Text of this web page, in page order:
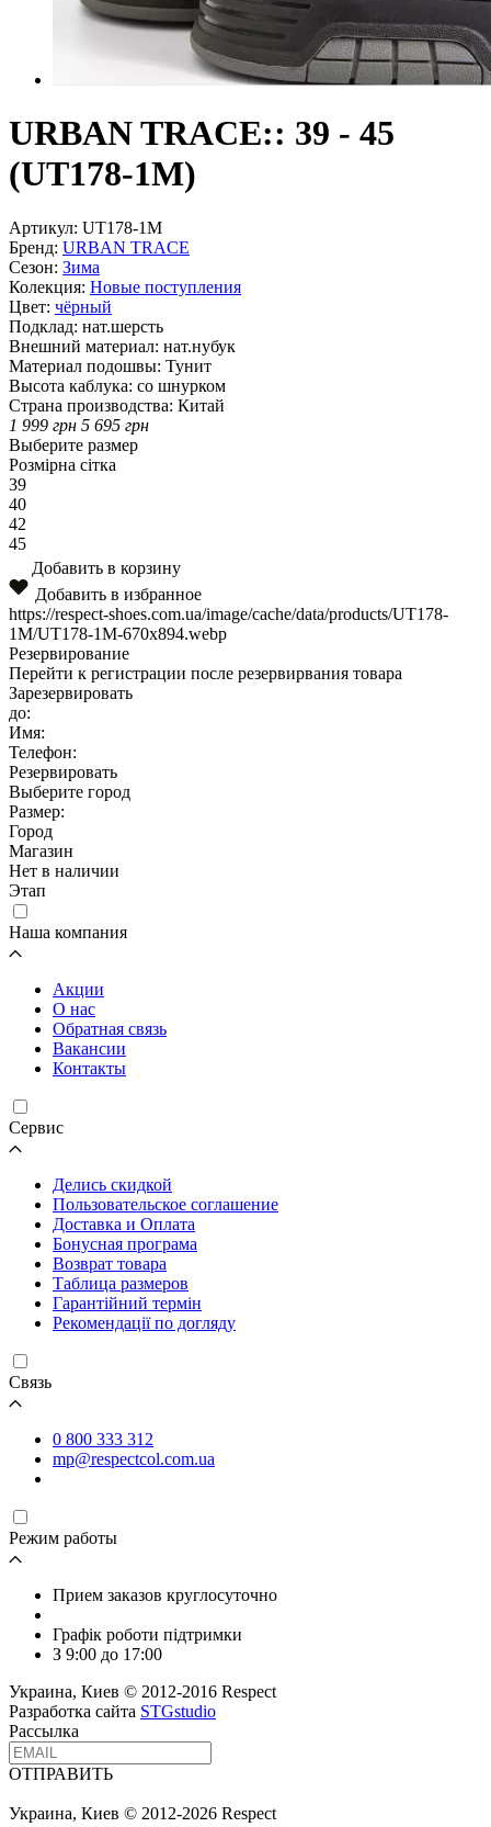
URBAN TRACE:: 39 - 45
(UT178-1M)
Артикул: UT178-1M
Бренд: URBAN TRACE
Сезон: Зима
Колекция: Новые поступления
Цвет: чёрный
Подклад: нат.шерсть
Внешний материал: нат.нубук
Материал подошвы: Тунит
Высота каблука: сo шнурком
Страна производства: Китай
1 999 грн 5 695 грн
Выберите размер
Розмірна сітка
39
40
42
45
Добавить в корзину
Добавить в избранное
https://respect-shoes.com.ua/image/cache/data/products/UT178-
1M/UT178-1M-670x894.webp
Резервирование
Перейти к регистрации после резервирвания товара
Зарезервировать
до:
Имя:
Телефон:
Резервировать
Выберите город
Размер:
Город
Магазин
Нет в наличии
Этап
Наша компания
Акции
О нас
Обратная связь
Вакансии
Контакты
Cервис
Делись скидкой
Пользовательское соглашение
Доставка и Оплата
Бонусная програма
Возврат товара
Таблица размеров
Гарантійний термін
Рекомендації по догляду
Связь
0 800 333 312
mp@respectcol.com.ua
Режим работы
Прием заказов круглосуточно
Графік роботи підтримки
З 9:00 до 17:00
Украина, Киев © 2012-2016 Respect
Разработка сайта STGstudio
Рассылка
ОТПРАВИТЬ
Украина, Киев © 2012-2026 Respect